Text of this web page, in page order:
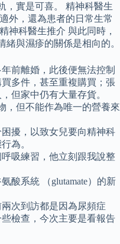
，實是可喜。 精神科醫生
外，還為患者的日常生常
神科醫生推介 與此同時，
與濕疹的關係是相向的。
前離婚，此後便無法控制
多件，甚至重複購買；張
但家中仍有大量存貨。
，但不能作為唯一的營養來
擾，以致女兒要向精神科
為。
吸練習，他立刻跟我說整
酸系統 （glutamate）的新
次到訪都是因為尿頻症
檢查，今次主要是看報告